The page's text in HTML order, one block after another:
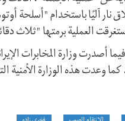
نار آليًا باستخدام "أسلحة
العملية برمتها "ثلاث
فيما أصدرت وزارة المخابرات
وعدت هذه الوزارة الأمنية